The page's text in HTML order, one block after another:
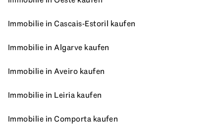
Immobilie in Cascais-Estoril kaufen
Immobilie in Algarve kaufen
Immobilie in Aveiro kaufen
Immobilie in Leiria kaufen
Immobilie in Comporta kaufen